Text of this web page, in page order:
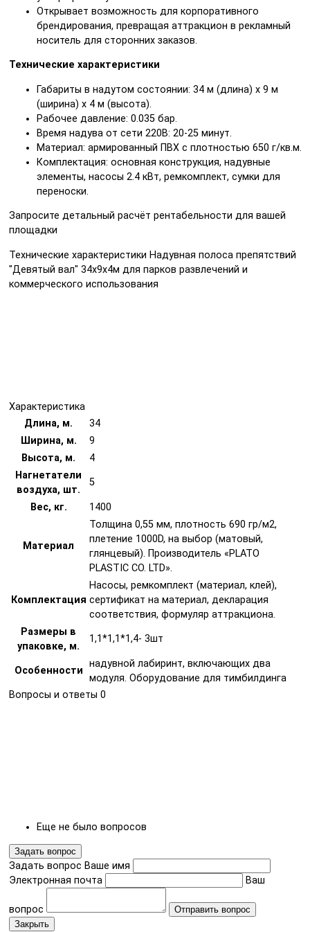
Открывает возможность для корпоративного
брендирования, превращая аттракцион в рекламный
носитель для сторонних заказов.
Технические характеристики
Габариты в надутом состоянии: 34 м (длина) x 9 м
(ширина) x 4 м (высота).
Рабочее давление: 0.035 бар.
Время надува от сети 220В: 20-25 минут.
Материал: армированный ПВХ с плотностью 650 г/кв.м.
Комплектация: основная конструкция, надувные
элементы, насосы 2.4 кВт, ремкомплект, сумки для
переноски.
Запросите детальный расчёт рентабельности для вашей
площадки
Технические характеристики Надувная полоса препятствий
"Девятый вал" 34х9х4м для парков развлечений и
коммерческого использования
Характеристика
Длина, м.
34
Ширина, м.
9
Высота, м.
4
Нагнетатели
воздуха, шт.
5
Вес, кг. 1400
Материал
Толщина 0,55 мм, плотность 690 гр/м2,
плетение 1000D, на выбор (матовый,
глянцевый). Производитель «PLATO
PLASTIC CO. LTD».
Комплектация
Насосы, ремкомплект (материал, клей),
сертификат на материал, декларация
соответствия, формуляр аттракциона.
Размеры в
упаковке, м.
1,1*1,1*1,4- 3шт
Особенности
надувной лабиринт, включающих два
модуля. Оборудование для тимбилдинга
Вопросы и ответы 0
Еще не было вопросов
Задать вопрос
Задать вопрос Ваше имя
Электронная почта
Ваш
вопрос
Отправить вопрос
Закрыть